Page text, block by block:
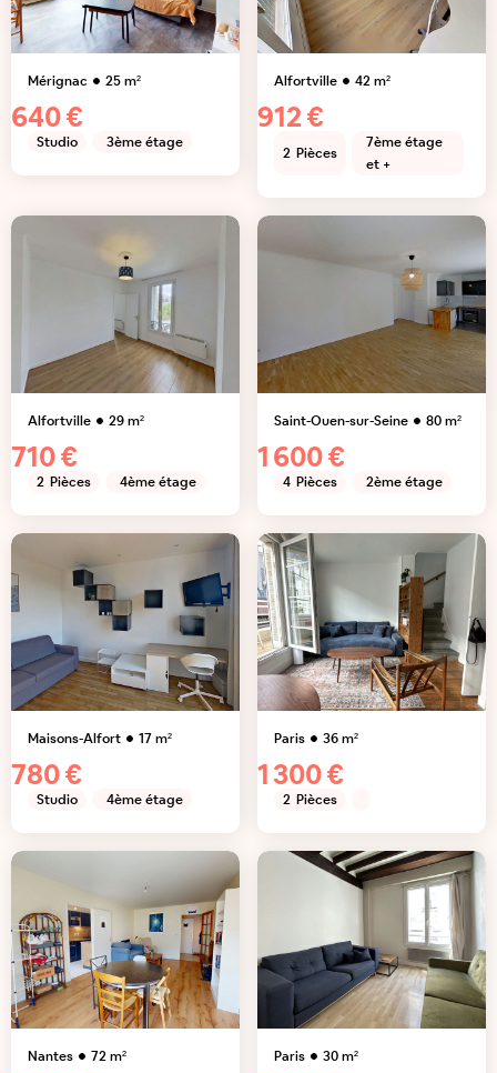
Mérignac 25m²
640 €
Studio 3ème étage
Alfortville 42m²
912 €
2 Pièces
7ème étage
et +
Alfortville 29m²
710 €
2 Pièces 4ème étage
Saint-Ouen-sur-Seine 80m²
1 600 €
4 Pièces 2ème étage
Maisons-Alfort 17m²
780 €
Studio 4ème étage
Paris 36m²
1 300 €
2 Pièces
Nantes 72m² Paris 30m²